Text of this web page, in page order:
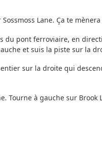
Lane. Ça te mènera
du pont ferroviaire, en
et suis la piste sur la
sur la droite qui
Tourne à gauche sur